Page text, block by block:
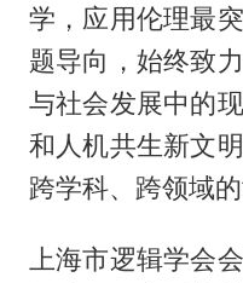
学，应用伦理最
题导向，始终致
与社会发展中的
和人机共生新文
跨学科、跨领域
上海市逻辑学会